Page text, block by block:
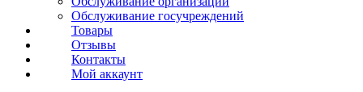
Обслуживание госучреждений
Товары
Отзывы
Контакты
Мой аккаунт